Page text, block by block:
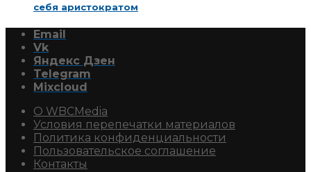
себя аристократом
Email
Vk
Яндекс Дзен
Telegram
Mixcloud
О WBCMedia
Условия перепечатки материалов
Политика конфиденциальности
Пользовательское соглашение
Контакты